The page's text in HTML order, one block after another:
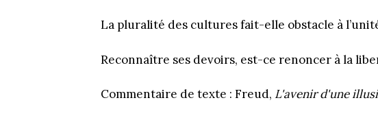
La pluralité des cultures fait-elle obstacle à
Reconnaître ses devoirs, est-ce renoncer à la
Commentaire de texte : Freud, L'avenir d'une